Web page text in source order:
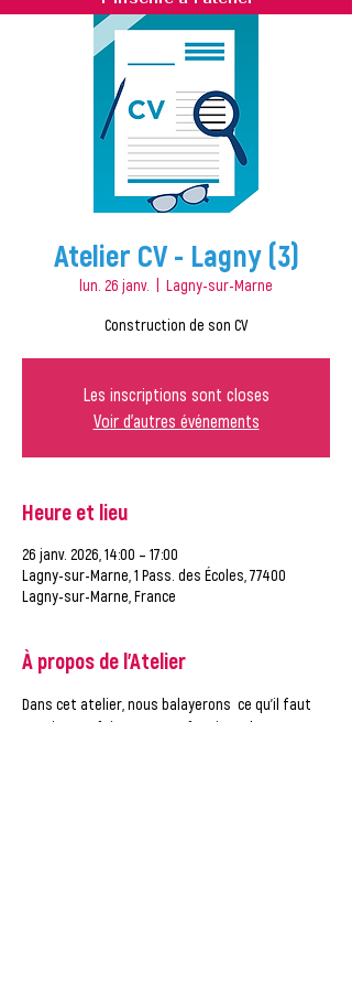
Atelier CV - Lagny (3)
lun. 26 janv. Lagny-sur-Marne
Construction de son CV
Les inscriptions sont closes
Voir d'autres événements
Heure et lieu
26 janv. 2026, 14:00 – 17:00
Lagny-sur-Marne, 1 Pass. des Écoles, 77400
Lagny-sur-Marne, France
À propos de l'Atelier
Dans cet atelier, nous balayerons  ce qu'il faut
savoir pour faire un CV professionnel.